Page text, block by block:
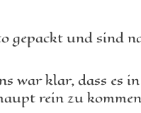
gepackt und sind
klar, dass es
rein zu